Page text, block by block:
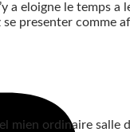
eloigne le temps a
presenter comme
mien ordinaire salle